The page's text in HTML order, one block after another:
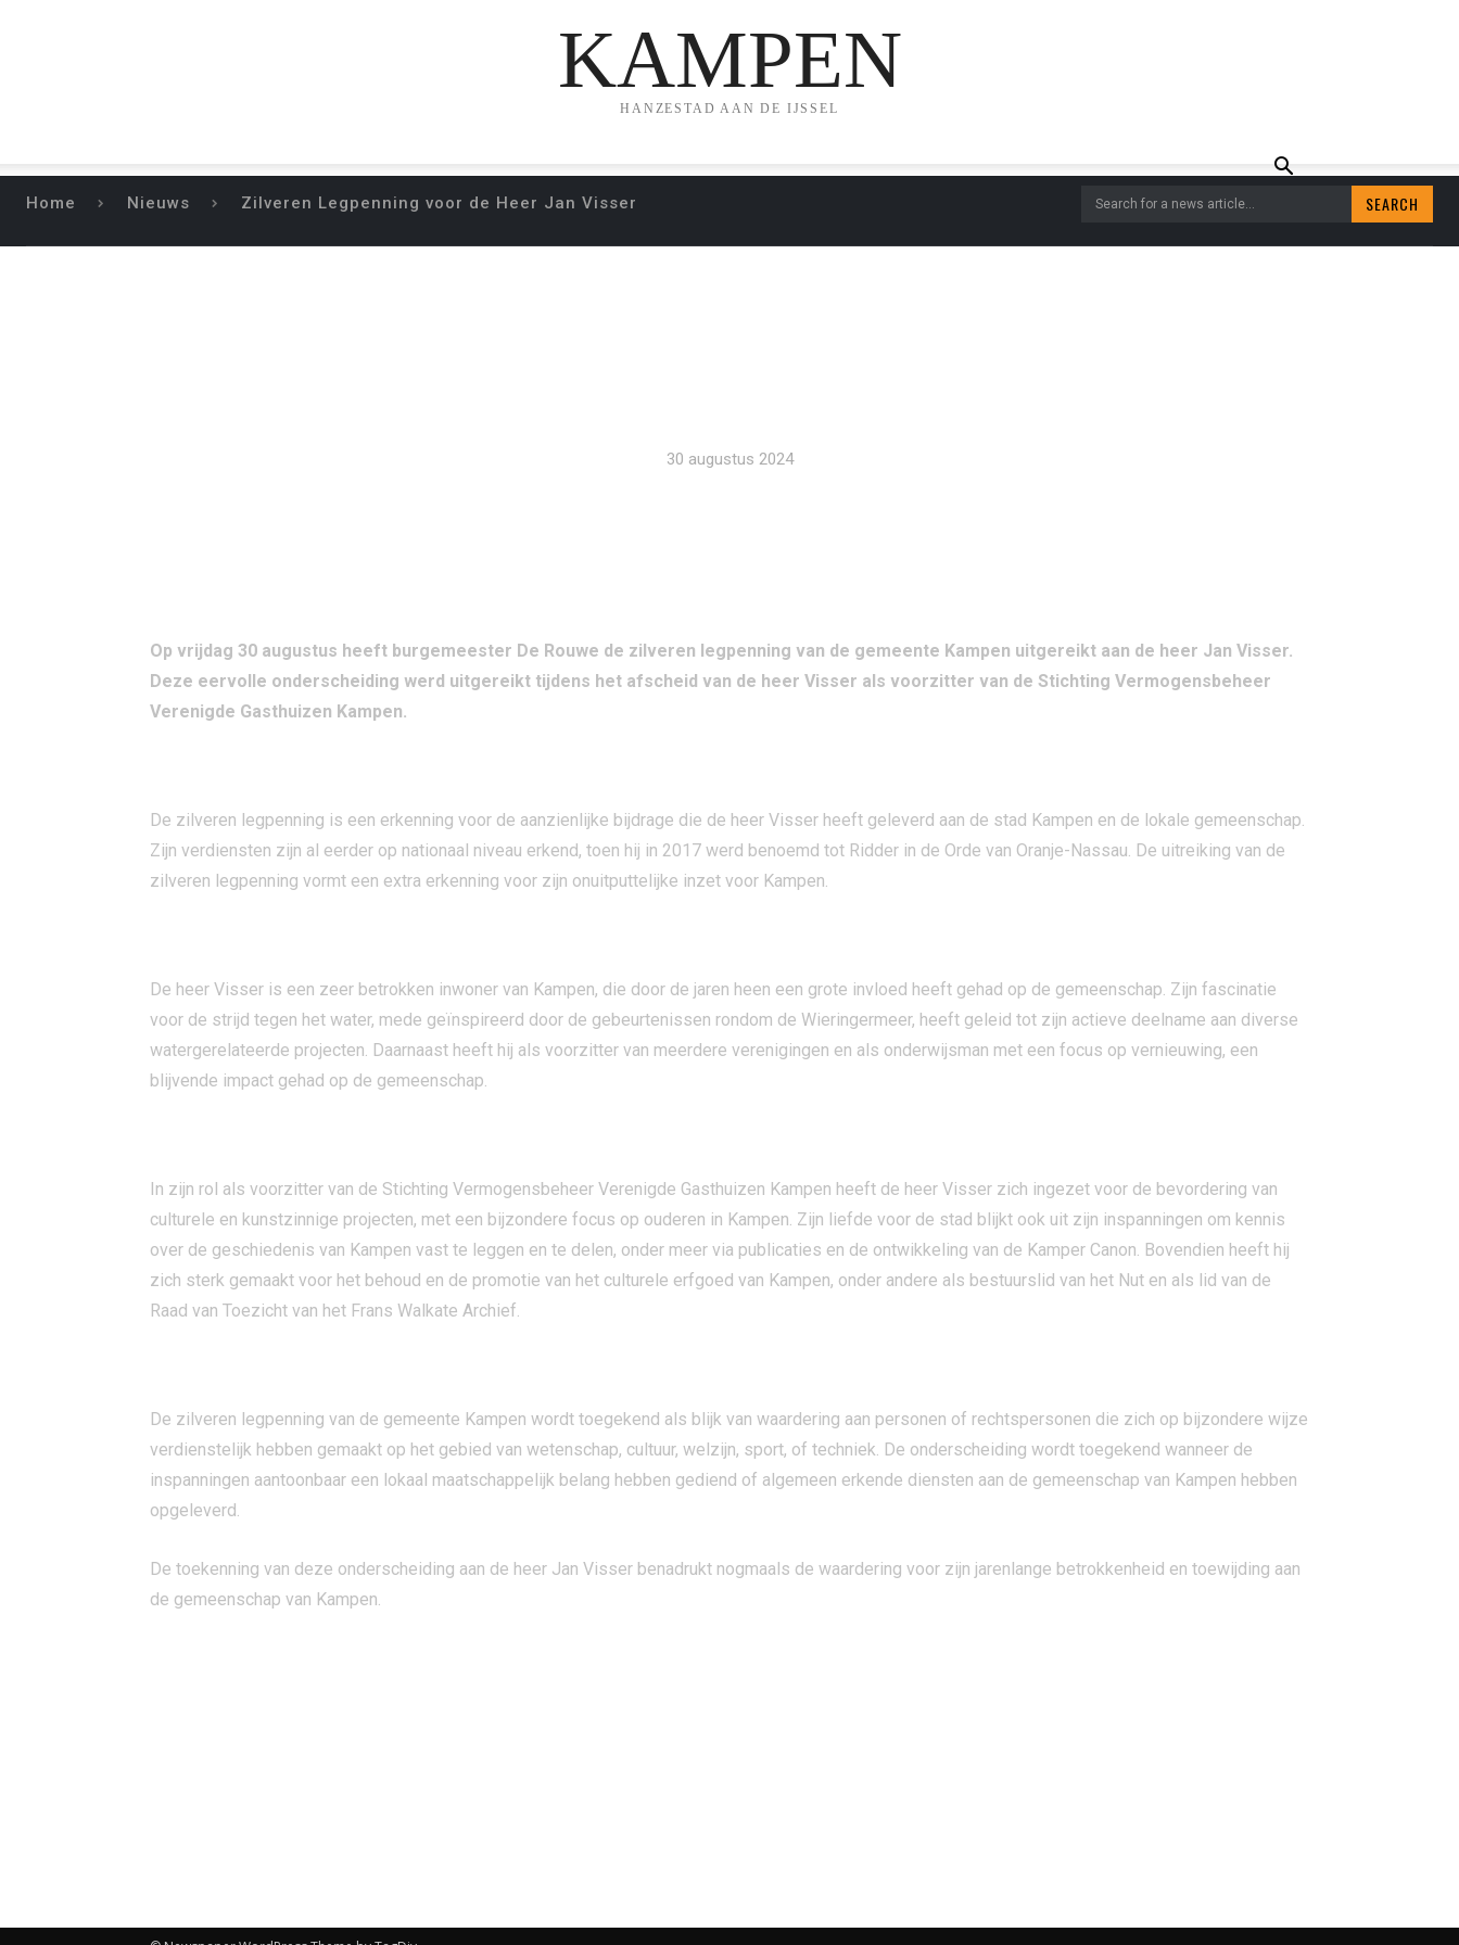
KAMPEN
HANZESTAD AAN DE IJSSEL
Home Nieuws Zilveren Legpenning voor de Heer Jan Visser Search for a news article... SEARCH
30 augustus 2024
Op vrijdag 30 augustus heeft burgemeester De Rouwe de zilveren legpenning van de gemeente Kampen uitgereikt aan de heer Jan Visser.
Deze eervolle onderscheiding werd uitgereikt tijdens het afscheid van de heer Visser als voorzitter van de Stichting Vermogensbeheer
Verenigde Gasthuizen Kampen.
De zilveren legpenning is een erkenning voor de aanzienlijke bijdrage die de heer Visser heeft geleverd aan de stad Kampen en de lokale gemeenschap.
Zijn verdiensten zijn al eerder op nationaal niveau erkend, toen hij in 2017 werd benoemd tot Ridder in de Orde van Oranje-Nassau. De uitreiking van de
zilveren legpenning vormt een extra erkenning voor zijn onuitputtelijke inzet voor Kampen.
De heer Visser is een zeer betrokken inwoner van Kampen, die door de jaren heen een grote invloed heeft gehad op de gemeenschap. Zijn fascinatie
voor de strijd tegen het water, mede geïnspireerd door de gebeurtenissen rondom de Wieringermeer, heeft geleid tot zijn actieve deelname aan diverse
watergerelateerde projecten. Daarnaast heeft hij als voorzitter van meerdere verenigingen en als onderwijsman met een focus op vernieuwing, een
blijvende impact gehad op de gemeenschap.
In zijn rol als voorzitter van de Stichting Vermogensbeheer Verenigde Gasthuizen Kampen heeft de heer Visser zich ingezet voor de bevordering van
culturele en kunstzinnige projecten, met een bijzondere focus op ouderen in Kampen. Zijn liefde voor de stad blijkt ook uit zijn inspanningen om kennis
over de geschiedenis van Kampen vast te leggen en te delen, onder meer via publicaties en de ontwikkeling van de Kamper Canon. Bovendien heeft hij
zich sterk gemaakt voor het behoud en de promotie van het culturele erfgoed van Kampen, onder andere als bestuurslid van het Nut en als lid van de
Raad van Toezicht van het Frans Walkate Archief.
De zilveren legpenning van de gemeente Kampen wordt toegekend als blijk van waardering aan personen of rechtspersonen die zich op bijzondere wijze
verdienstelijk hebben gemaakt op het gebied van wetenschap, cultuur, welzijn, sport, of techniek. De onderscheiding wordt toegekend wanneer de
inspanningen aantoonbaar een lokaal maatschappelijk belang hebben gediend of algemeen erkende diensten aan de gemeenschap van Kampen hebben
opgeleverd.
De toekenning van deze onderscheiding aan de heer Jan Visser benadrukt nogmaals de waardering voor zijn jarenlange betrokkenheid en toewijding aan
de gemeenschap van Kampen.